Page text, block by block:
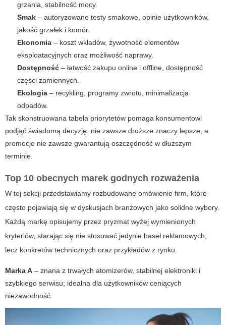
grzania, stabilność mocy.
Smak – autoryzowane testy smakowe, opinie użytkowników,
jakość grzałek i komór.
Ekonomia – koszt wkładów, żywotność elementów
eksploatacyjnych oraz możliwość naprawy.
Dostępność – łatwość zakupu online i offline, dostępność
części zamiennych.
Ekologia – recykling, programy zwrotu, minimalizacja
odpadów.
Tak skonstruowana tabela priorytetów pomaga konsumentowi
podjąć świadomą decyzję: nie zawsze droższe znaczy lepsze, a
promocje nie zawsze gwarantują oszczędność w dłuższym
terminie.
Top 10 obecnych marek godnych rozważenia
W tej sekcji przedstawiamy rozbudowane omówienie firm, które
często pojawiają się w dyskusjach branżowych jako solidne wybory.
Każdą markę opisujemy przez pryzmat wyżej wymienionych
kryteriów, starając się nie stosować jedynie haseł reklamowych,
lecz konkretów technicznych oraz przykładów z rynku.
Marka A – znana z trwałych atomizerów, stabilnej elektroniki i
szybkiego serwisu; idealna dla użytkowników ceniących
niezawodność.